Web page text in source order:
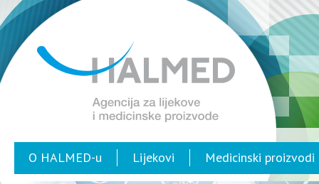
O HALMED-u Lijekovi Medicinski proizvodi